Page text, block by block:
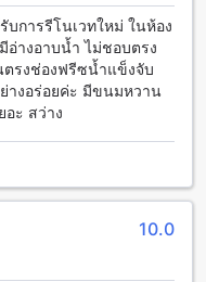
ะดวกมากมาย เพื่อให้
ข้าพัก ที่นี่มีบริการซักรีด
น้าที่ต้อนรับและให้คำ
ที่สาธารณะ มีพื้นที่สูบ
ห้องพัก เครื่องซักผ้าแห้ง
วามสะอาดห้องประจำวัน
รงแรมมรกต
สะดวกในการเดินทาง
ถรับส่งสนามบินเพื่อเดิน
อกจากนี้ยังมีบริการทัวร์
เที่ยวที่สุดพิเศษในชุมพร
การรีโนเวทใหม่ ในห้อง
อ่างอาบน้ำ ไม่ชอบตรง
ตรงช่องฟรีซน้ำแข็งจับ
างอร่อยค่ะ มีขนมหวาน
อะ สว่าง
10.0